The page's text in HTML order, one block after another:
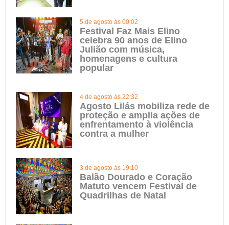
5 de agosto às 00:02
Festival Faz Mais Elino
celebra 90 anos de Elino
Julião com música,
homenagens e cultura
popular
4 de agosto às 22:32
Agosto Lilás mobiliza rede de
proteção e amplia ações de
enfrentamento à violência
contra a mulher
3 de agosto às 19:10
Balão Dourado e Coração
Matuto vencem Festival de
Quadrilhas de Natal